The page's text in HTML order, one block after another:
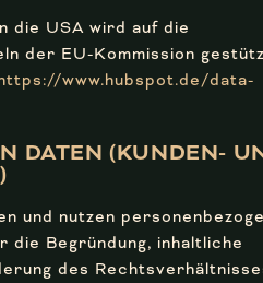
die USA wird auf die
der EU-Kommission
www.hubspot.de/data-
DATEN (KUNDEN-
und nutzen
die Begründung, inhaltliche
des